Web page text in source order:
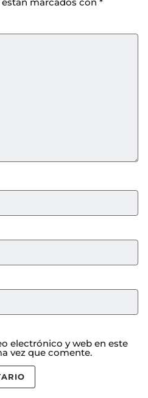
electrónico y web en este
vez que comente.